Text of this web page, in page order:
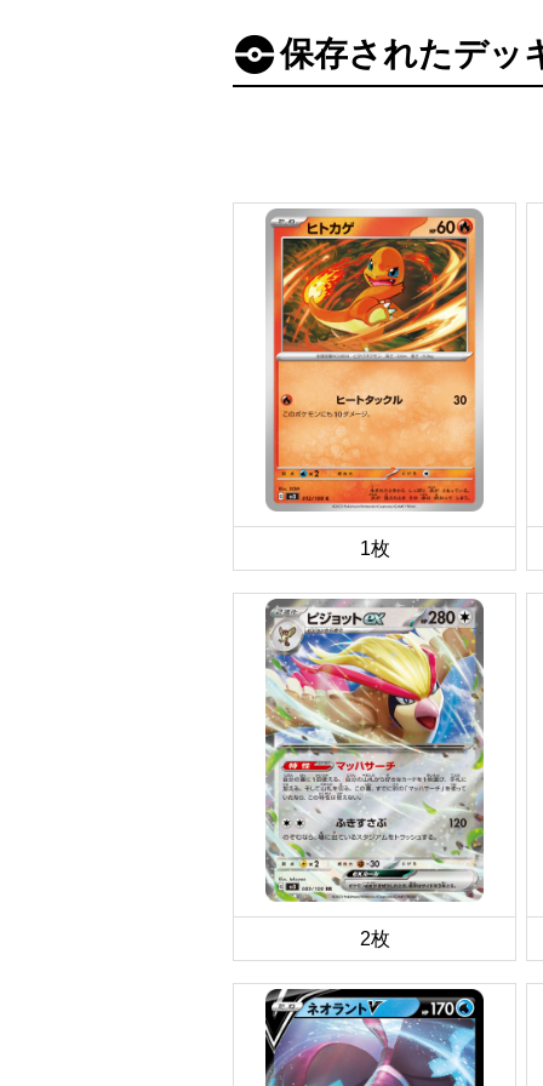
保存されたデッ
1枚
2枚